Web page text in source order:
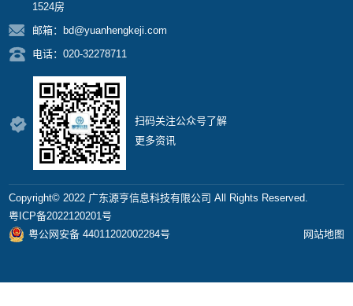
1524房
邮箱：bd@yuanhengkeji.com
电话：020-32278711
扫码关注公众号了解
更多资讯
Copyright©️ 2022 广东源亨信息科技有限公司 All Rights Reserved.
粤ICP备2022120201号
网站地图
粤公网安备 44011202002284号